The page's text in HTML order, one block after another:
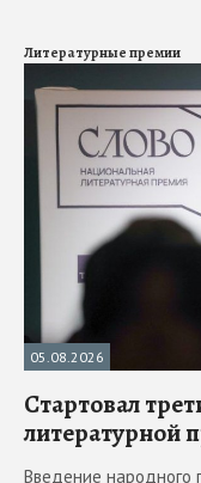
Литературные премии
05.08.2026
Стартовал
литературной
Введение народного